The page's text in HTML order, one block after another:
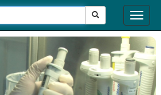
Toggle